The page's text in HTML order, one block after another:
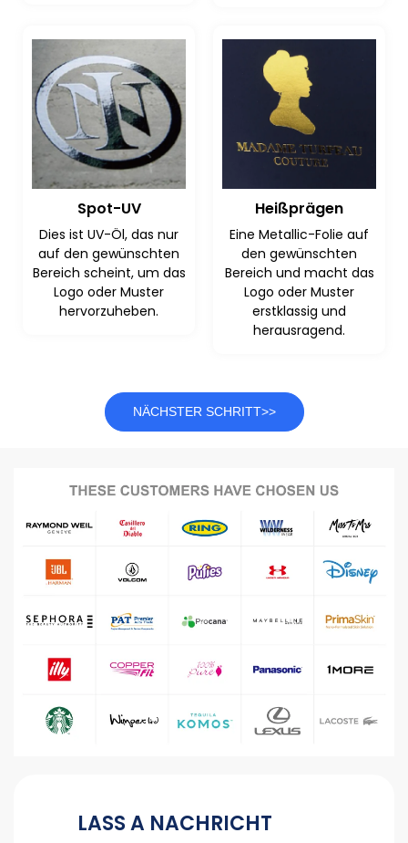
Spot-UV
Dies ist UV-Öl, das nur
auf den gewünschten
Bereich scheint, um das
Logo oder Muster
hervorzuheben.
Heißprägen
Eine Metallic-Folie auf
den gewünschten
Bereich und macht das
Logo oder Muster
erstklassig und
herausragend.
NÄCHSTER SCHRITT>>
LASS A NACHRICHT